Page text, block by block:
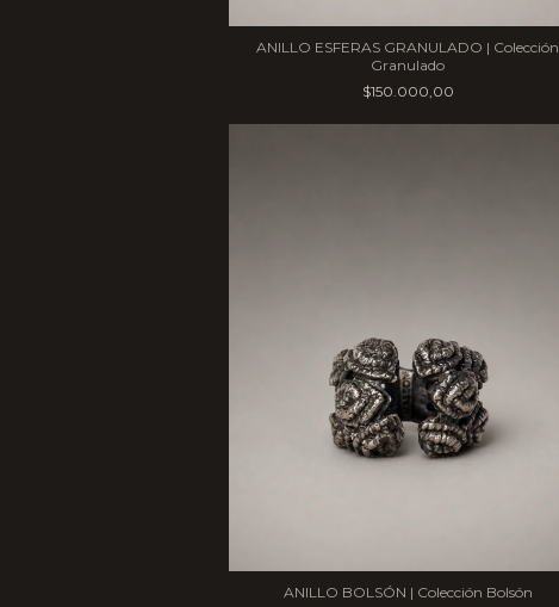
ANILLO ESFERAS GRANULADO | Colección
Granulado
$150.000,00
ANILLO BOLSÓN | Colección Bolsón